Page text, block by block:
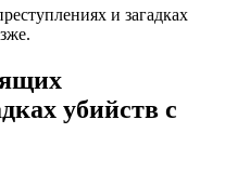
и загадках
убийств с